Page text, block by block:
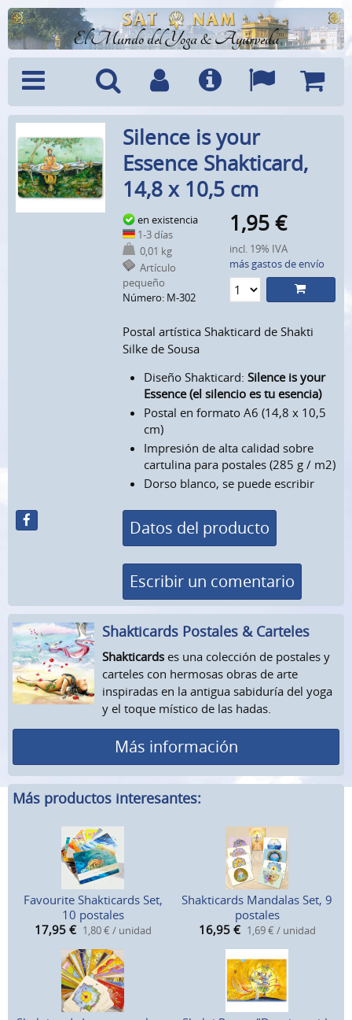
El Mundo del Yoga & Ayurveda
Menú Búsquedad
Cuenta Info Idiomas
Silence is your
Essence Shakticard,
14,8 x 10,5 cm
en existencia
1-3 días
0,01 kg
Artículo
pequeño
Número: M-302
1,95 €
incl. 19% IVA
más gastos de envío
Postal artística Shakticard de Shakti
Silke de Sousa
Diseño Shakticard:Silence is your
Essence (el silencio es tu esencia)
Postal en formato A6 (14,8 x 10,5
cm)
Impresión de alta calidad sobre
cartulina para postales (285 g / m2)
Dorso blanco, se puede escribir
Datos del producto
Escribir un comentario
Shakticards Postales & Carteles
Shakticards es una colección de postales y
carteles con hermosas obras de arte
inspiradas en la antigua sabiduría del yoga
y el toque místico de las hadas.
Más información
Más productos interesantes:
Favourite Shakticards Set,
10 postales
17,95 € 1,80 € / unidad
Shakticards Mandalas Set, 9
postales
16,95 € 1,69 € / unidad